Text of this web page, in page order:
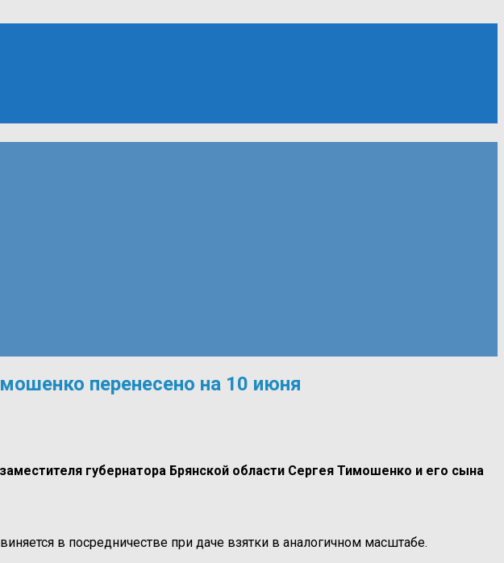
перенесено на 10 июня
губернатора Брянской области Сергея Тимошенко и его сына
в посредничестве при даче взятки в аналогичном масштабе.